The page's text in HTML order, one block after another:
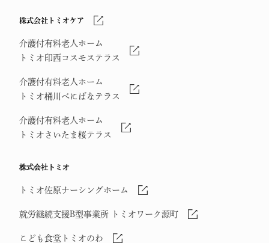
株式会社トミオケア
介護付有料老人ホーム
トミオ印西コスモステラス
介護付有料老人ホーム
トミオ桶川べにばなテラス
介護付有料老人ホーム
トミオさいたま桜テラス
株式会社トミオ
トミオ佐原ナーシングホーム
就労継続支援B型事業所 トミオワーク源町
こども食堂トミオのわ